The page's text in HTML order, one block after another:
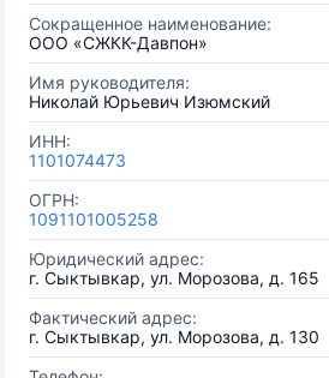
Сокращенное наименование:
ООО «СЖКК-Давпон»
Имя руководителя:
Николай Юрьевич Изюмский
ИНН:
1101074473
ОГРН:
1091101005258
Юридический адрес:
г. Сыктывкар, ул. Морозова, д. 165
Фактический адрес:
г. Сыктывкар, ул. Морозова, д. 130